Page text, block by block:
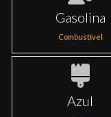
Gasolina
Combustível
Azul